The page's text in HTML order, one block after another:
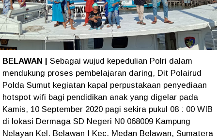
BELAWAN |
Sebagai wujud kepedulian Polri dalam
mendukung proses pembelajaran daring, Dit Polairud
Polda Sumut kegiatan kapal perpustakaan penyediaan
hotspot wifi bagi pendidikan anak yang digelar pada
Kamis, 10 September 2020 pagi sekira pukul 08 : 00 WIB
di lokasi Dermaga SD Negeri N0 068009 Kampung
Nelayan Kel. Belawan I Kec. Medan Belawan, Sumatera